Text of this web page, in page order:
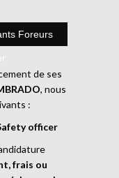
Foreurs
de ses
, nous
:
officer
frais ou